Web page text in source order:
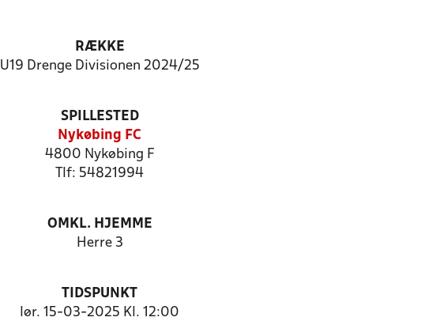
RÆKKE
U19 Drenge Divisionen 2024/25
SPILLESTED
Nykøbing FC
4800 Nykøbing F
Tlf: 54821994
OMKL. HJEMME
Herre 3
TIDSPUNKT
lør. 15-03-2025 Kl. 12:00